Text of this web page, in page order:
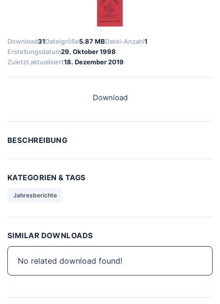
Download31Dateigröße5.87 MBDatei-Anzahl1
Erstellungsdatum29. Oktober 1998
Zuletzt aktualisiert18. Dezember 2019
Download
BESCHREIBUNG
KATEGORIEN & TAGS
Jahresberichte
SIMILAR DOWNLOADS
No related download found!